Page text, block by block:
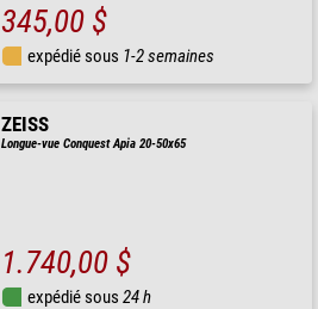
345,00 $
expédié sous 1-2 semaines
ZEISS
Longue-vue Conquest Apia 20-50x65
1.740,00 $
expédié sous24 h